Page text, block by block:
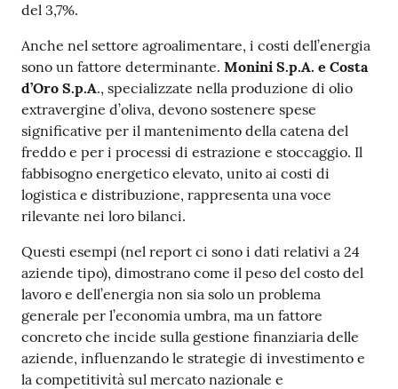
del 3,7%.
Anche nel settore agroalimentare, i costi dell’energia
sono un fattore determinante. Monini S.p.A. e Costa
d’Oro S.p.A., specializzate nella produzione di olio
extravergine d’oliva, devono sostenere spese
significative per il mantenimento della catena del
freddo e per i processi di estrazione e stoccaggio. Il
fabbisogno energetico elevato, unito ai costi di
logistica e distribuzione, rappresenta una voce
rilevante nei loro bilanci.
Questi esempi (nel report ci sono i dati relativi a 24
aziende tipo), dimostrano come il peso del costo del
lavoro e dell’energia non sia solo un problema
generale per l’economia umbra, ma un fattore
concreto che incide sulla gestione finanziaria delle
aziende, influenzando le strategie di investimento e
la competitività sul mercato nazionale e